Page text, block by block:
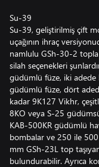
Su-39
Su-39, geliştirilmiş çift
uçağının ihraç
namlulu GSh-30-2 topla
silah seçenekleri
güdümlü füze, iki adede
güdümlü füze, dört
kadar 9K127 Vikhr,
8KO veya S-25
KAB-500KR güdümlü
bombalar ve 250 ile
mm GSh-23L top
bulundurabilir. Ayrıca